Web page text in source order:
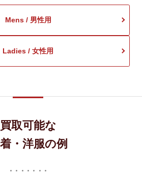
Mens / 男性用
Ladies / 女性用
買取可能な
・洋服の例